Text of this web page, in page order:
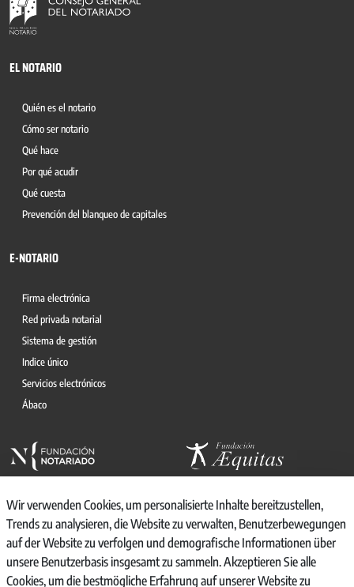
EL NOTARIO
Quién es el notario
Cómo ser notario
Qué hace
Por qué acudir
Qué cuesta
Prevención del blanqueo de capitales
E-NOTARIO
Firma electrónica
Red privada notarial
Sistema de gestión
Indice único
Servicios electrónicos
Ábaco
© 2026, CONSEJO GENERAL DEL NOTARIO
CANAL INTERNO DE INFORMACIÓN
Wir verwenden Cookies, um personalisierte Inhalte bereitzustellen,
Trends zu analysieren, die Website zu verwalten, Benutzerbewegungen
auf der Website zu verfolgen und demografische Informationen über
unsere Benutzerbasis insgesamt zu sammeln. Akzeptieren Sie alle
Cookies, um die bestmögliche Erfahrung auf unserer Website zu